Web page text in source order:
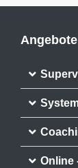
Angebote
Online